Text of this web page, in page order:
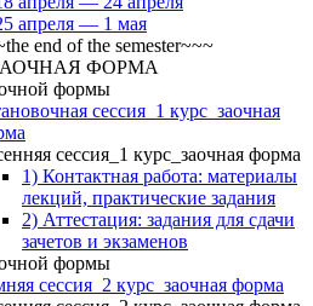
апреля — 1 мая
end of the semester~~~
ЗАОЧНАЯ ФОРМА
формы
сессия_1 курс_заочная
сессия_1 курс_заочная форма
1) Контактная работа: материалы
лекций, практические задания
2) Аттестация: задания для сдачи
зачетов и экзаменов
формы
сессия_2 курс_заочная форма